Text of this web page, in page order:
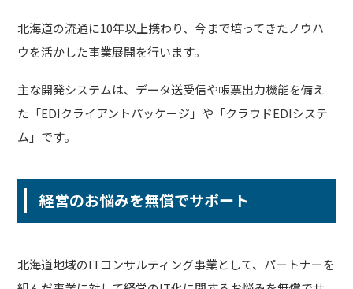
北海道の流通に10年以上携わり、今まで培ってきたノウハ
ウを活かした事業展開を行います。
主な開発システムは、データ送受信や帳票出力機能を備え
た「EDIクライアントパッケージ」や「クラウドEDIシステ
ム」です。
経営のお悩みを無償でサポート
北海道地域のITコンサルティング事業として、パートナーを